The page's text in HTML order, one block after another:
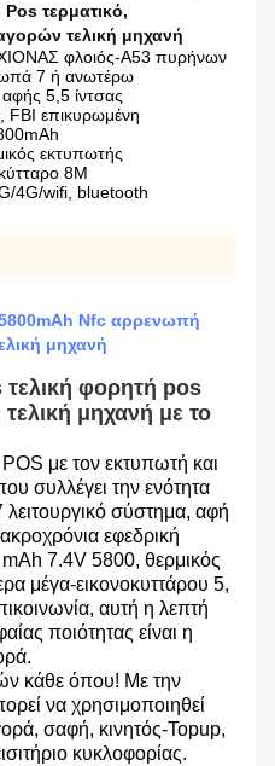
τερματικό,
τελική μηχανή
φλοιός-A53 πυρήνων
7 ή ανωτέρω
5,5 ίντσας
FBI επικυρωμένη
εκτυπωτής
8M
4G/wifi, bluetooth
Nfc αρρενωπή
μηχανή
φορητή pos
μηχανή με το
με τον εκτυπωτή και
συλλέγει την ενότητα
σύστημα, αφή
εφεδρική
mAh 7.4V 5800, θερμικός
μέγα-εικονοκυττάρου 5,
αυτή η λεπτή
ποιότητας είναι η
κάθε όπου! Με την
να χρησιμοποιηθεί
σαφή, κινητός-Topup,
κυκλοφορίας.